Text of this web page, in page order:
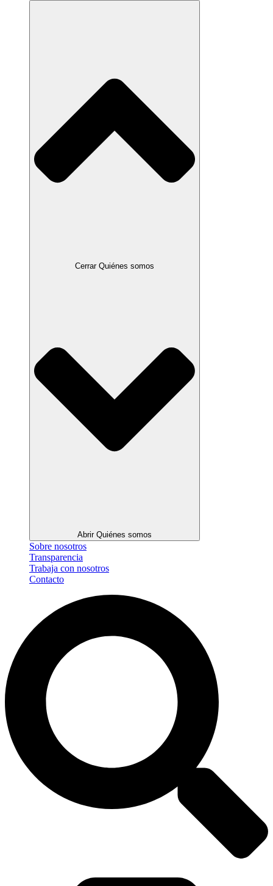
Cerrar Quiénes somos
Abrir Quiénes somos
Sobre nosotros
Transparencia
Trabaja con nosotros
Contacto